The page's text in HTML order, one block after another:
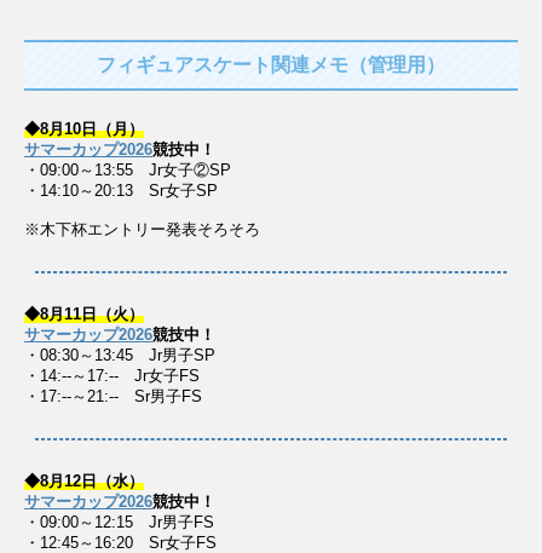
フィギュアスケート関連メモ（管理用）
◆8月10日（月）
サマーカップ2026競技中！
・09:00～13:55 Jr女子②SP
・14:10～20:13 Sr女子SP
※木下杯エントリー発表そろそろ
◆8月11日（火）
サマーカップ2026競技中！
・08:30～13:45 Jr男子SP
・14:--～17:-- Jr女子FS
・17:--～21:-- Sr男子FS
◆8月12日（水）
サマーカップ2026競技中！
・09:00～12:15 Jr男子FS
・12:45～16:20 Sr女子FS